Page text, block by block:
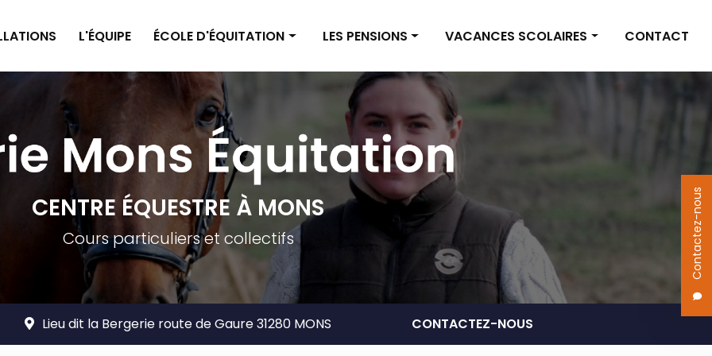
Contactez-nous
L'ÉQUIPE ÉCOLE D'ÉQUITATION
Enseignement poney
Enseignement cheval
Planning
Tarifs
LES PENSIONS
Pension box
Pension pré
Tarif des pensions
VACANCES SCOLAIRES
Actualités
CONTACT
CENTRE ÉQUESTRE À MONS
Cours particuliers et collectifs
Lieu dit la Bergerie route de Gaure 31280 MONS CONTACTEZ-NOUS